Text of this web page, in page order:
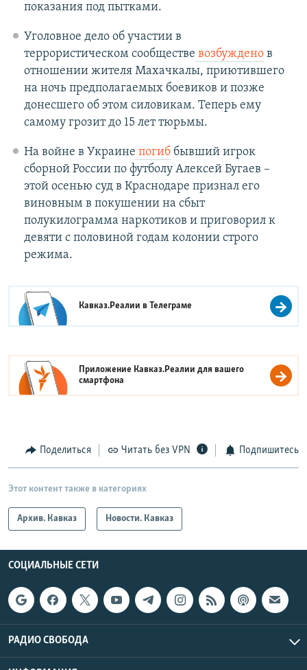
показания под пытками.
Уголовное дело об участии в
террористическом сообществе возбужденов
отношении жителя Махачкалы, приютившего
на ночь предполагаемых боевиков и позже
донесшего об этом силовикам. Теперь ему
самому грозит до 15 лет тюрьмы.
На войне в Украине погиббывший игрок
сборной России по футболу Алексей Бугаев –
этой осенью суд в Краснодаре признал его
виновным в покушении на сбыт
полукилограмма наркотиков и приговорил к
девяти с половиной годам колонии строго
режима.
Кавказ.Реалии вТелеграме
Приложение Кавказ.Реалии для вашего
смартфона
Поделиться Читать без VPN Подпишитесь
Этот контент также в категориях
Архив. Кавказ Новости. Кавказ
СОЦИАЛЬНЫЕ СЕТИ
РАДИО СВОБОДА